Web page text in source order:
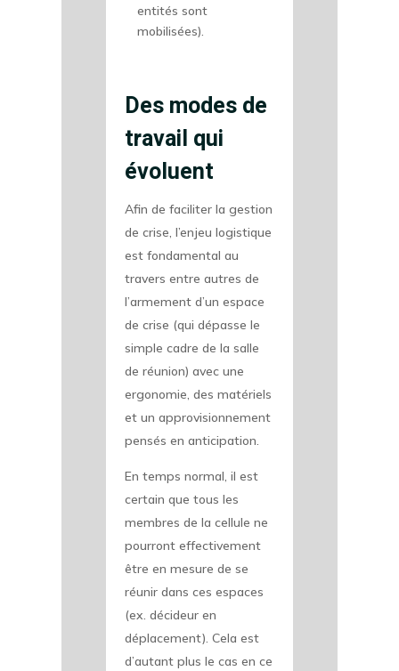
entités sont
mobilisées).
Des modes de
travail qui
évoluent
Afin de faciliter la gestion
de crise, l’enjeu logistique
est fondamental au
travers entre autres de
l’armement d’un espace
de crise (qui dépasse le
simple cadre de la salle
de réunion) avec une
ergonomie, des matériels
et un approvisionnement
pensés en anticipation.
En temps normal, il est
certain que tous les
membres de la cellule ne
pourront effectivement
être en mesure de se
réunir dans ces espaces
(ex. décideur en
déplacement). Cela est
d’autant plus le cas en ce